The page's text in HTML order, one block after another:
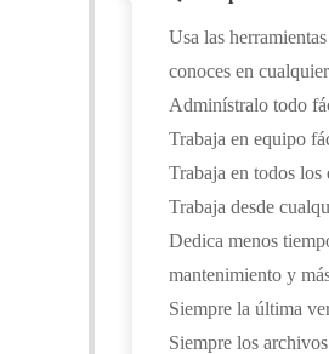
Usa las
conoces en
Adminístralo todo
Trabaja en equipo
Trabaja en todos los
Trabaja desde
Dedica menos
mantenimiento y
Siempre la última
Siempre los